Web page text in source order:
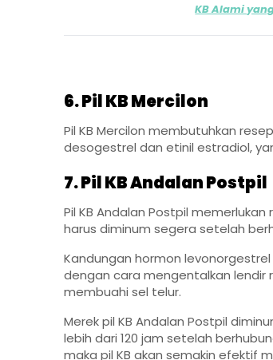
KB Alami
6. Pil KB Mercilon
Pil KB Mercilon membutuhkan
desogestrel dan etinil estradiol,
7. Pil KB Andalan Postpil
Pil KB Andalan Postpil
harus diminum segera setelah
Kandungan hormon
dengan cara mengentalkan lendir
membuahi sel telur.
Merek pil KB Andalan Postpil
lebih dari 120 jam setelah
maka pil KB akan semakin efektif